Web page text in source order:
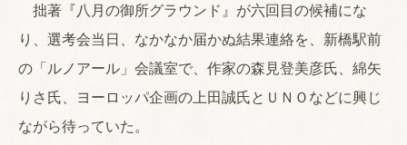
拙著『八月の御所グラウンド』が六回目の候補にな
り、選考会当日、なかなか届かぬ結果連絡を、新橋駅前
の「ルノアール」会議室で、作家の森見登美彦氏、綿矢
りさ氏、ヨーロッパ企画の上田誠氏とＵＮＯなどに興じ
ながら待っていた。